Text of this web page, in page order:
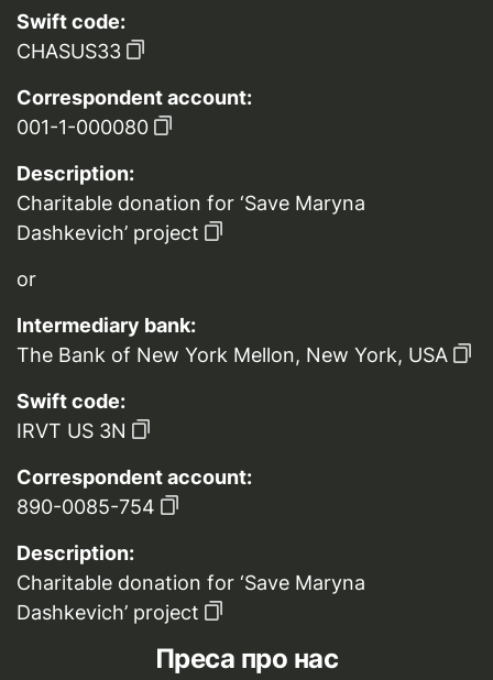
Swift code:
CHASUS33
Correspondent account:
001-1-000080
Description:
Charitable donation for ‘Save Maryna
Dashkevich’ project
or
Intermediary bank:
The Bank of New York Mellon, New York, USA
Swift code:
IRVT US 3N
Correspondent account:
890-0085-754
Description:
Charitable donation for ‘Save Maryna
Dashkevich’ project
Преса про нас